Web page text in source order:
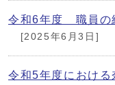
令和6年度 職員の
[2025年6月3日]
令和5年度におけ